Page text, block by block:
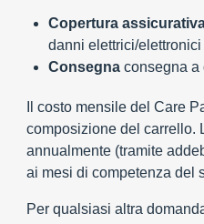
Copertura
danni elettrici/
Consegna consegna a
Il costo mensile del Care
composizione del carrello.
annualmente (tramite
ai mesi di competenza del
Per qualsiasi altra